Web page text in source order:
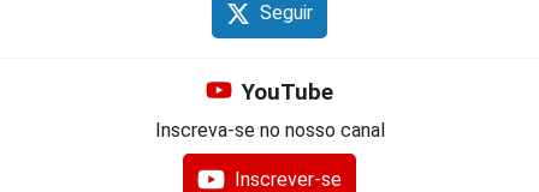
Seguir
YouTube
Inscreva-se no nosso canal
Inscrever-se